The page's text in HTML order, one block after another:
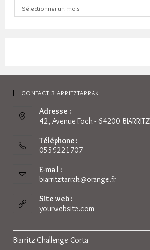
Archives
Sélectionner un mois
CONTACT BIARRITZTARRAK
Adresse :
42, Avenue Foch - 64200 BIARRITZ
Téléphone :
0559221707
E-mail :
biarritztarrak@orange.frS’ouvre
Site web :
yourwebsite.com
Biarritz Challenge Corta